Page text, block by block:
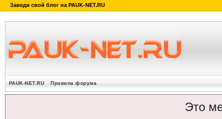
PAUK-NET.RU Правила форума
Это